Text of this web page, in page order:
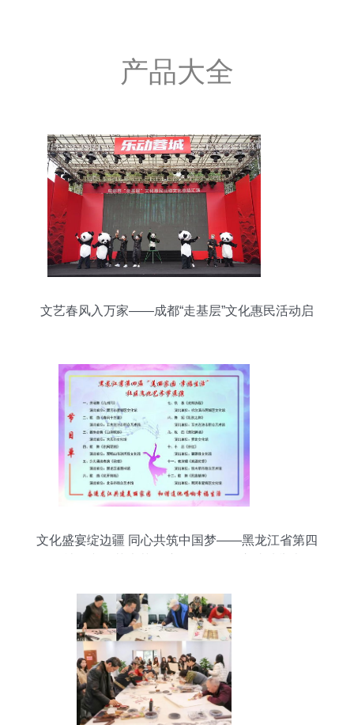
产品大全
文艺春风入万家——成都“走基层”文化惠民活动启
文化盛宴绽边疆 同心共筑中国梦——黑龙江省第四